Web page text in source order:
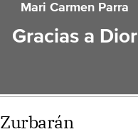
Mari Carmen Parra
Gracias a Dior
Zurbarán